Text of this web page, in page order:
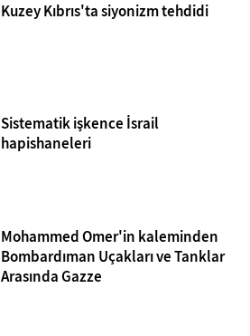
Kuzey Kıbrıs'ta siyonizm tehdidi
Sistematik işkence İsrail
hapishaneleri
Mohammed Omer'in kaleminden
Bombardıman Uçakları ve Tanklar
Arasında Gazze